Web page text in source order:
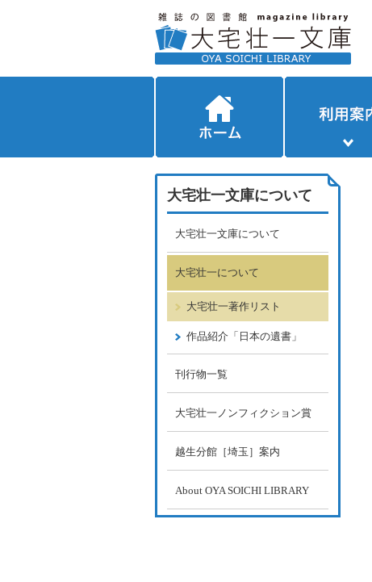
大宅壮一文庫について
大宅壮一文庫について
大宅壮一について
大宅壮一著作リスト
作品紹介「日本の遺書」
刊行物一覧
大宅壮一ノンフィクション賞
越生分館［埼玉］案内
About OYA SOICHI LIBRARY